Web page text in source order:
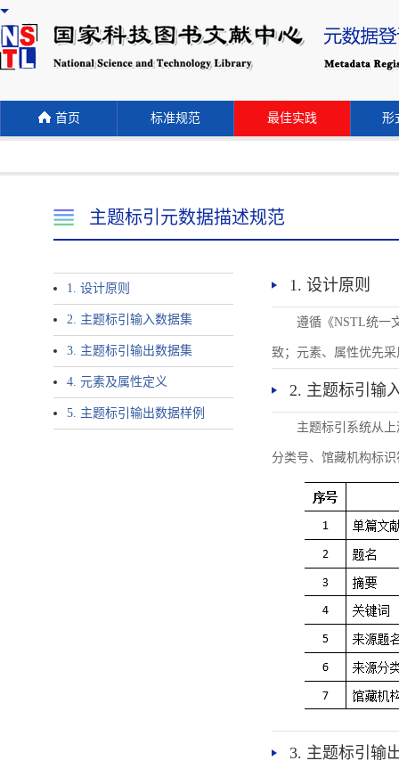
首页 标准规范 最佳实践 形
主题标引元数据描述规范
1. 设计原则
2. 主题标引输入数据集
3. 主题标引输出数据集
4. 元素及属性定义
5. 主题标引输出数据样例
1. 设计原则
遵循《NSTL统一
致；元素、属性优先
2. 主题标引输
主题标引系统从
分类号、馆藏机构标
3. 主题标引输